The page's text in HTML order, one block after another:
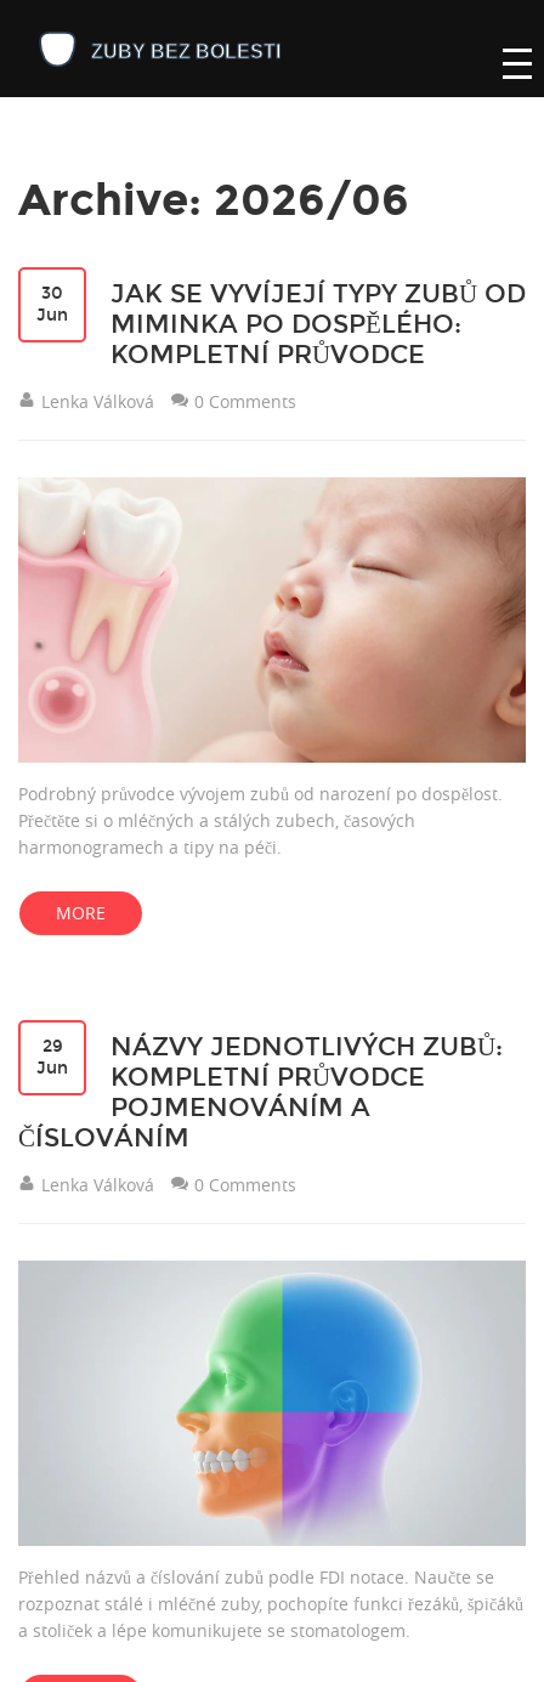
Archive: 2026/06
30
Jun
JAK SE VYVÍJEJÍ TYPY ZUBŮ OD
MIMINKA PO DOSPĚLÉHO:
KOMPLETNÍ PRŮVODCE
Lenka Válková 0 Comments
Podrobný průvodce vývojem zubů od narození po dospělost.
Přečtěte si o mléčných a stálých zubech, časových
harmonogramech a tipy na péči.
MORE
29
Jun
NÁZVY JEDNOTLIVÝCH ZUBŮ:
KOMPLETNÍ PRŮVODCE
POJMENOVÁNÍM A
ČÍSLOVÁNÍM
Lenka Válková 0 Comments
Přehled názvů a číslování zubů podle FDI notace. Naučte se
rozpoznat stálé i mléčné zuby, pochopíte funkci řezáků, špičáků
a stoliček a lépe komunikujete se stomatologem.